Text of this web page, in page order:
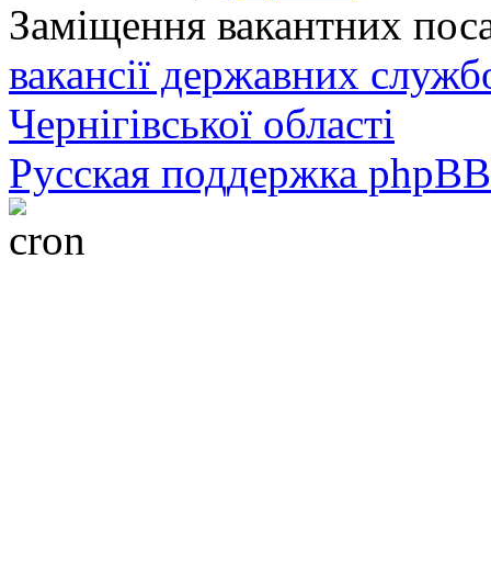
Заміщення вакантних
вакансії державних
Чернігівської області
Русская поддержка phpBB